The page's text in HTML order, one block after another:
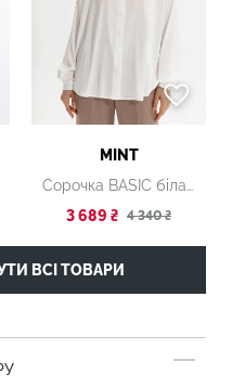
MINT
Сорочка BASIC біла шовкова
3 689 ₴ 4 340 ₴
ВСІ ТОВАРИ